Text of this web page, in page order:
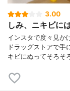
3.00
しみ、ニキビに
インスタで度々見か
ドラッグストアで
キビにぬってそろそ